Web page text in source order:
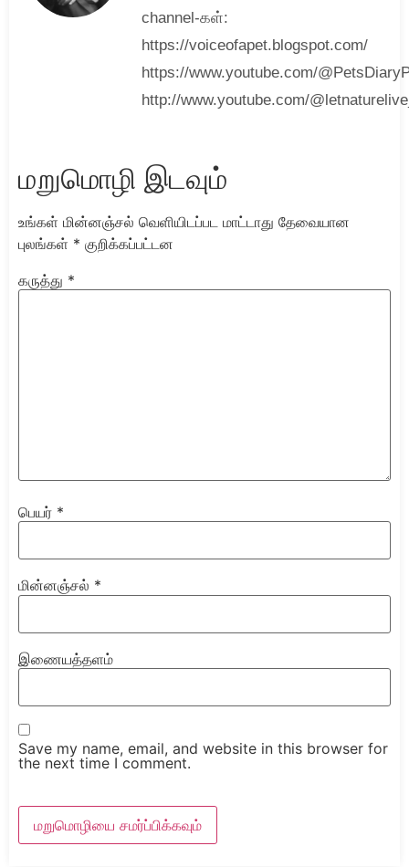
channel-கள்:
https://voiceofapet.blogspot.com/
https://www.youtube.com/
http://www.youtube.com/
மறுமொழி இடவும்
உங்கள் மின்னஞ்சல் வெளியிடப்பட மாட்டாது தேவையான
புலங்கள் * குறிக்கப்பட்டன
கருத்து *
பெயர் *
மின்னஞ்சல் *
இணையத்தளம்
Save my name, email, and website in this browser for
the next time I comment.